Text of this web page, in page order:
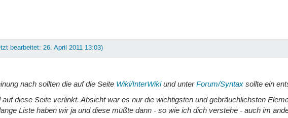
bearbeitet: 26. April 2011 13:03)
nach sollten die auf die Seite Wiki/InterWikiund unterForum/Syntax sollte ein
diese Seite verlinkt. Absicht war es nur die wichtigsten und gebräuchlichsten
Liste haben wir ja und diese müßte dann - so wie ich dich verstehe - auch im